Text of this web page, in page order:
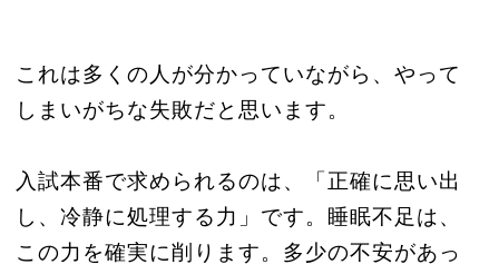
これは多くの人が分かっていながら、やって
しまいがちな失敗だと思います。
入試本番で求められるのは、「正確に思い出
し、冷静に処理する力」です。睡眠不足は、
この力を確実に削ります。多少の不安があっ